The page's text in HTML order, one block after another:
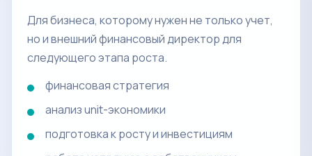
Для бизнеса, которому нужен не только учет,
но и внешний финансовый директор для
следующего этапа роста.
финансовая стратегия
анализ unit-экономики
подготовка к росту и инвестициям